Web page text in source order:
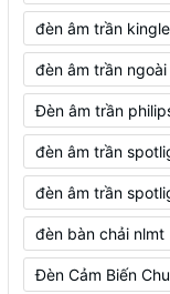
đèn âm trần
đèn âm trần
Đèn âm trần
đèn âm trần
đèn âm trần
đèn bàn chải nlmt
Đèn Cảm Biến